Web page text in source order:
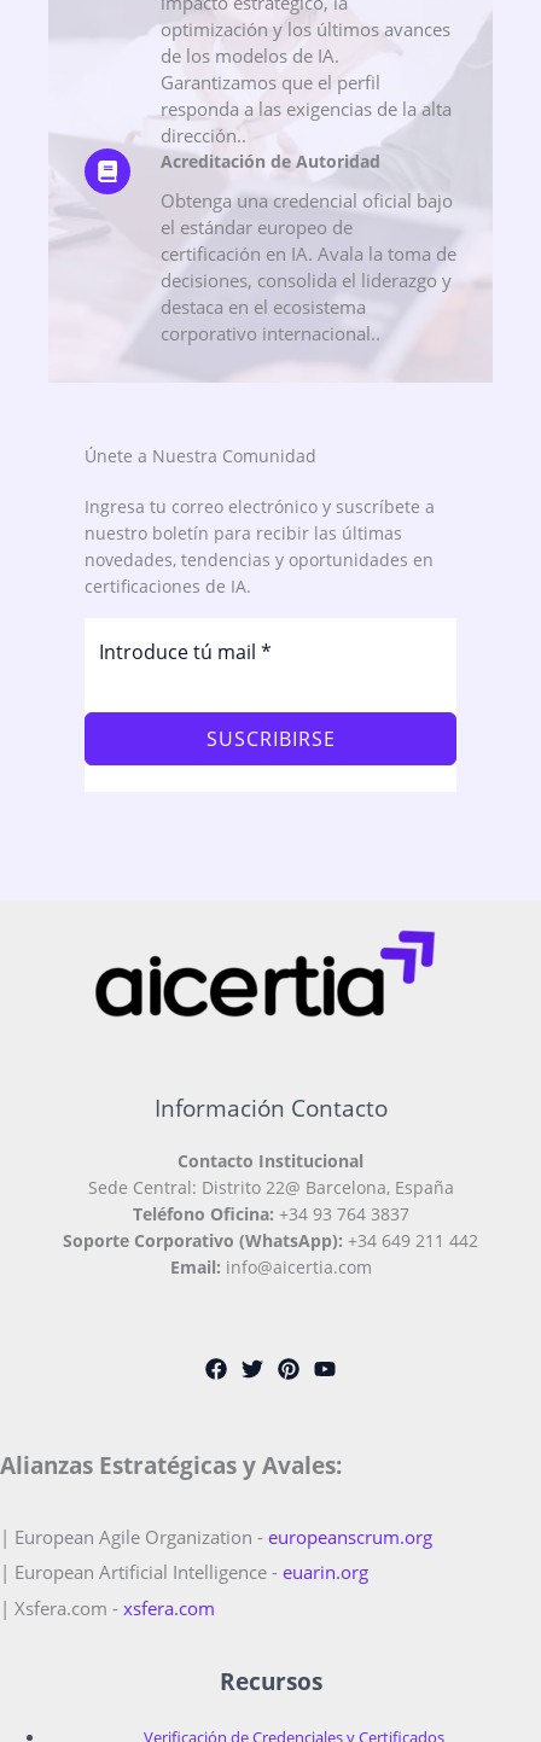
optimización y los últimos avances
de los modelos de IA.
Garantizamos que el perfil
responda a las exigencias de la alta
dirección..
Acreditación de Autoridad
Obtenga una credencial oficial bajo
el estándar europeo de
certificación en IA. Avala la toma de
decisiones, consolida el liderazgo y
destaca en el ecosistema
corporativo internacional..
Únete a Nuestra Comunidad
Ingresa tu correo electrónico y suscríbete a
nuestro boletín para recibir las últimas
novedades, tendencias y oportunidades en
certificaciones de IA.
SUSCRIBIRSE
Información Contacto
Contacto Institucional
Sede Central: Distrito 22@ Barcelona, España
Teléfono Oficina: +34 93 764 3837
Soporte Corporativo (WhatsApp): +34 649 211 442
Email: info@aicertia.com
Alianzas Estratégicas y Avales:
| European Agile Organization - europeanscrum.org
| European Artificial Intelligence - euarin.org
| Xsfera.com - xsfera.com
Recursos
Verificación de Credenciales y Certificados